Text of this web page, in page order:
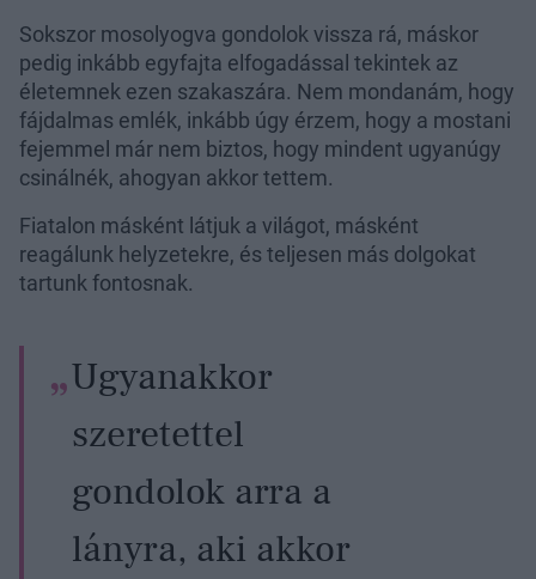
Sokszor mosolyogva gondolok vissza rá, máskor
pedig inkább egyfajta elfogadással tekintek az
életemnek ezen szakaszára. Nem mondanám, hogy
fájdalmas emlék, inkább úgy érzem, hogy a mostani
fejemmel már nem biztos, hogy mindent ugyanúgy
csinálnék, ahogyan akkor tettem.
Fiatalon másként látjuk a világot, másként
reagálunk helyzetekre, és teljesen más dolgokat
tartunk fontosnak.
Ugyanakkor
szeretettel
gondolok arra a
lányra, aki akkor